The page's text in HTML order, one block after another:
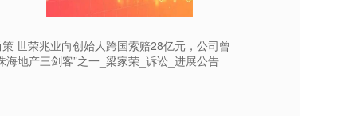
世荣兆业向创始人跨国索赔28亿元，公司曾
海地产三剑客”之一_梁家荣_诉讼_进展公告